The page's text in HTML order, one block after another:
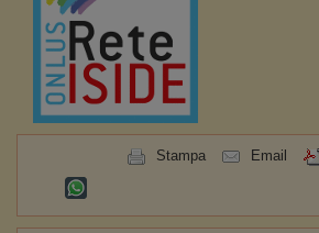
Stampa Email